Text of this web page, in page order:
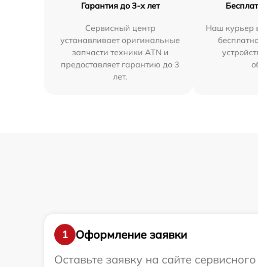
Гарантия до 3-х лет
Сервисный центр
устанавливает оригинальные
запчасти техники ATN и
предоставляет гарантию до 3
лет.
Наш курьер
1
Оформление заявки
Оставьте заявку на сайте